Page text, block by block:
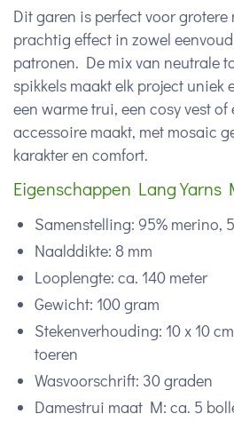
Dit garen is perfect voor grotere
prachtig effect in zowel
patronen. De mix van neutrale
spikkels maakt elk project uniek
een warme trui, een cosy vest of
accessoire maakt, met mosaic
karakter en comfort.
Eigenschappen Lang Yarns
Samenstelling: 95% merino,
Naalddikte: 8 mm
Looplengte: ca. 140 meter
Gewicht: 100 gram
Stekenverhouding: 10 x 10 cm
toeren
Wasvoorschrift: 30 graden
Damestrui maat M: ca. 5